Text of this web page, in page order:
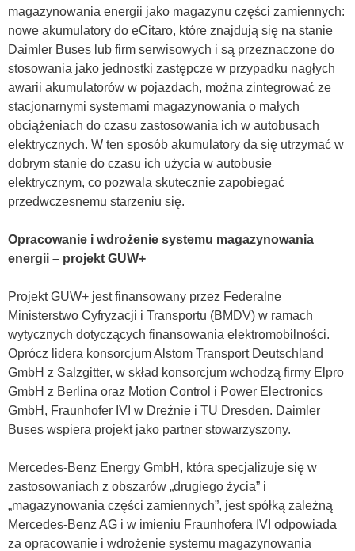
magazynowania energii jako magazynu części zamiennych:
nowe akumulatory do eCitaro, które znajdują się na stanie
Daimler Buses lub firm serwisowych i są przeznaczone do
stosowania jako jednostki zastępcze w przypadku nagłych
awarii akumulatorów w pojazdach, można zintegrować ze
stacjonarnymi systemami magazynowania o małych
obciążeniach do czasu zastosowania ich w autobusach
elektrycznych. W ten sposób akumulatory da się utrzymać w
dobrym stanie do czasu ich użycia w autobusie
elektrycznym, co pozwala skutecznie zapobiegać
przedwczesnemu starzeniu się.
Opracowanie i wdrożenie systemu magazynowania
energii – projekt GUW+
Projekt GUW+ jest finansowany przez Federalne
Ministerstwo Cyfryzacji i Transportu (BMDV) w ramach
wytycznych dotyczących finansowania elektromobilności.
Oprócz lidera konsorcjum Alstom Transport Deutschland
GmbH z Salzgitter, w skład konsorcjum wchodzą firmy Elpro
GmbH z Berlina oraz Motion Control i Power Electronics
GmbH, Fraunhofer IVI w Dreźnie i TU Dresden. Daimler
Buses wspiera projekt jako partner stowarzyszony.
Mercedes-Benz Energy GmbH, która specjalizuje się w
zastosowaniach z obszarów „drugiego życia” i
„magazynowania części zamiennych”, jest spółką zależną
Mercedes-Benz AG i w imieniu Fraunhofera IVI odpowiada
za opracowanie i wdrożenie systemu magazynowania